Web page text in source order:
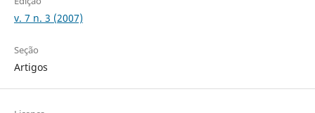
v. 7 n. 3 (2007)
Seção
Artigos